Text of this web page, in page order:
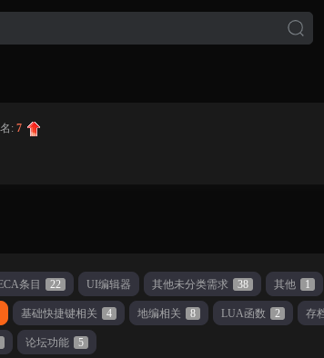
:7
条目 22 UI编辑器 其他未分类需求 38 其他 1
基础快捷键相关 4 地编相关 8 LUA函数 2 存
论坛功能 5